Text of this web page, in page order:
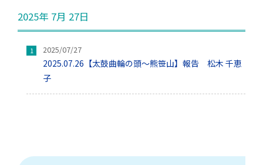
2025年 7月 27日
2025.07.26【太鼓曲輪の頭～熊笹山】報告 松木 千恵
子
2025/07/27